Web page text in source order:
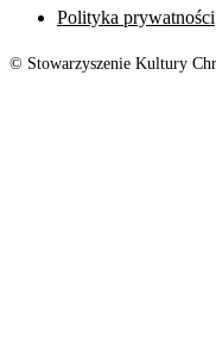
Polityka prywatności
© Stowarzyszenie Kultury